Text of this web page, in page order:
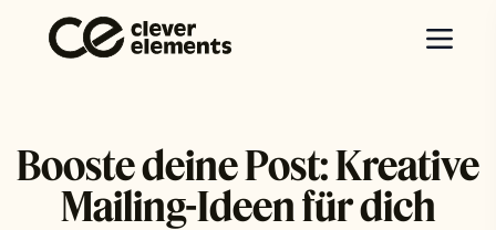
Booste deine Post: Kreative
Mailing-Ideen für dich